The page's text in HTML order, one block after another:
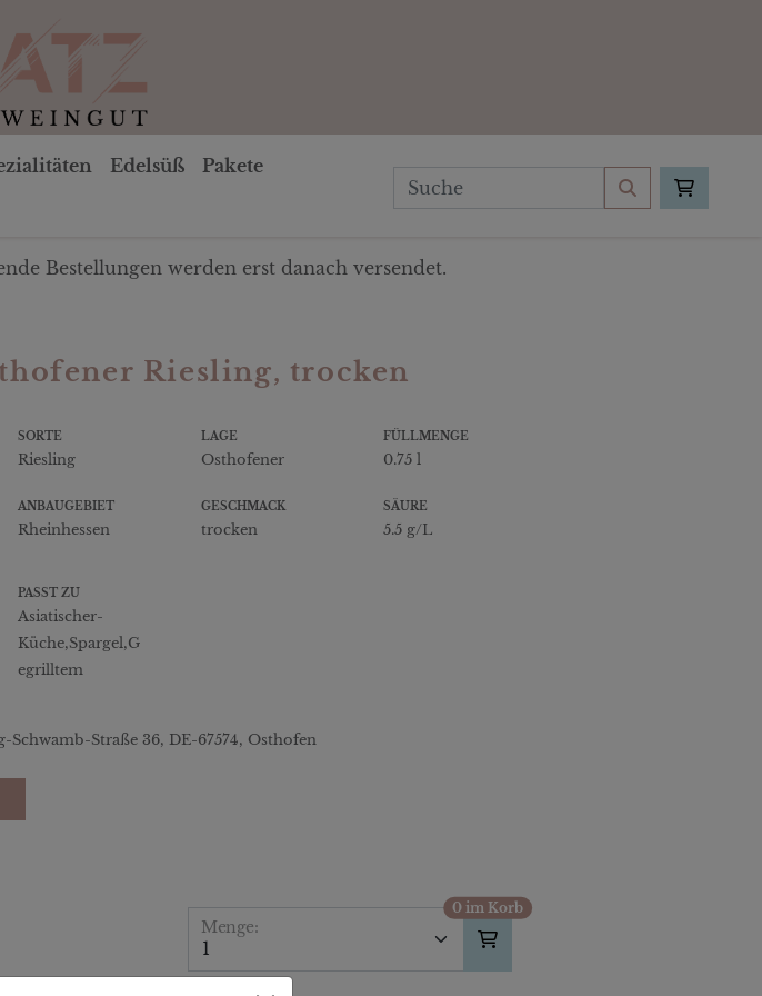
Edelsüß
Pakete
Bestellungen werden erst danach versendet.
Riesling, trocken
SORTE
Riesling
LAGE
Osthofener
FÜLLMENGE
0.75 l
ANBAUGEBIET
Rheinhessen
GESCHMACK
trocken
SÄURE
5.5 g/L
PASST ZU
Asiatischer-
Küche,Spargel,G
egrilltem
Straße 36, DE-67574, Osthofen
Menge:
0 im Korb